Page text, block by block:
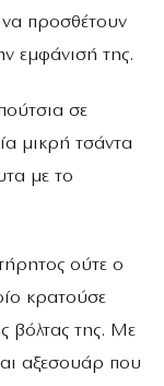
να προσθέτουν
εμφάνισή της.
σε
μικρή τσάντα
με το
ούτε ο
κρατούσε
βόλτας της. Με
αξεσουάρ που